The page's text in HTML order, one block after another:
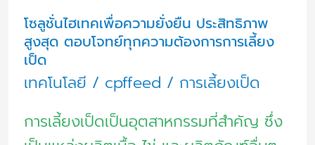
โซลูชั่นไฮเทคเพื่อความยั่งยืน ประสิทธิภาพ
สูงสุด ตอบโจทย์ทุกความต้องการการเลี้ยง
เป็ด
เทคโนโลยี / cpffeed / การเลี้ยงเป็ด
การเลี้ยงเป็ดเป็นอุตสาหกรรมที่สำคัญ ซึ่ง
โจทย์
ทุก
ความ
ต้องการ
เลี้ยง